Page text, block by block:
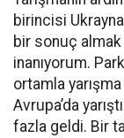
birincisi
bir sonuç almak
inanıyorum.
ortamla
Avrupa’da
fazla geldi. Bir